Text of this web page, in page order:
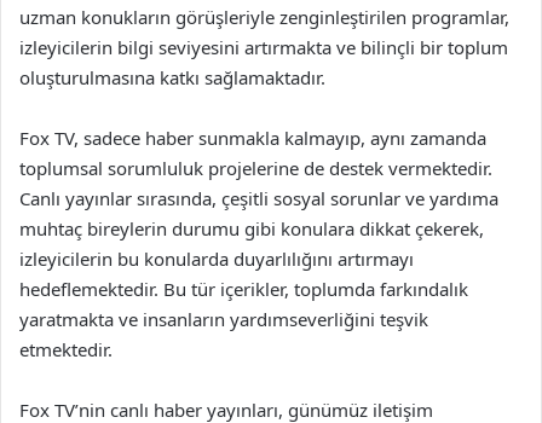
uzman konukların görüşleriyle zenginleştirilen programlar,
izleyicilerin bilgi seviyesini artırmakta ve bilinçli bir toplum
oluşturulmasına katkı sağlamaktadır.
Fox TV, sadece haber sunmakla kalmayıp, aynı zamanda
toplumsal sorumluluk projelerine de destek vermektedir.
Canlı yayınlar sırasında, çeşitli sosyal sorunlar ve yardıma
muhtaç bireylerin durumu gibi konulara dikkat çekerek,
izleyicilerin bu konularda duyarlılığını artırmayı
hedeflemektedir. Bu tür içerikler, toplumda farkındalık
yaratmakta ve insanların yardımseverliğini teşvik
etmektedir.
Fox TV’nin canlı haber yayınları, günümüz iletişim